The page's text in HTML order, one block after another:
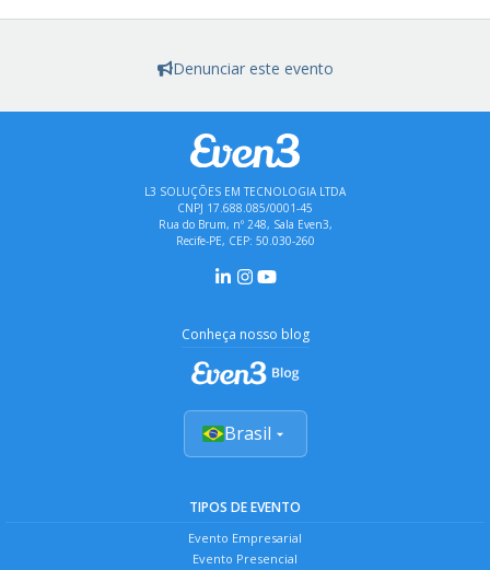
Denunciar este evento
L3 SOLUÇÕES EM TECNOLOGIA LTDA
CNPJ 17.688.085/0001-45
Rua do Brum, nº 248, Sala Even3,
Recife-PE, CEP: 50.030-260
Conheça nosso blog
Brasil
TIPOS DE EVENTO
Evento Empresarial
Evento Presencial